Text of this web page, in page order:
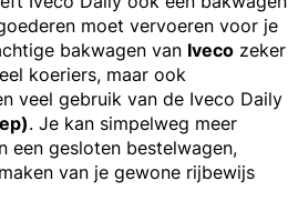
moet vervoeren voor je
bakwagen van Iveco zeker
koeriers, maar ook
veel gebruik van de Iveco Daily
. Je kan simpelweg meer
een gesloten bestelwagen,
van je gewone rijbewijs